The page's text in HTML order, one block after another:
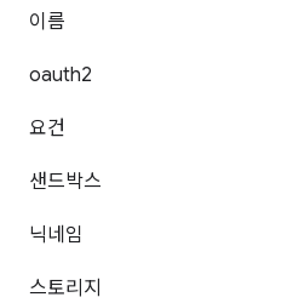
이름
oauth2
요건
샌드박스
닉네임
스토리지
참여
버그 신고